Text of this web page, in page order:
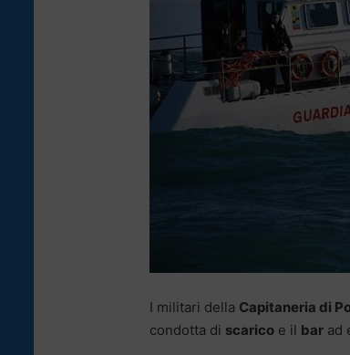
I militari della Capitaneria di
condotta di scarico e il bar ad